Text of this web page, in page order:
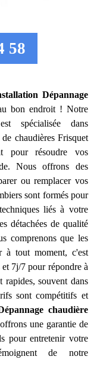
58
Dépannage
bon endroit ! Notre
spécialisée dans
chaudières Frisquet
pour résoudre vos
Nous offrons des
ou remplacer vos
sont formés pour
liés à votre
détachées de qualité
comprenons que les
à tout moment, c'est
7j/7 pour répondre à
rapides, souvent dans
sont compétitifs et
chaudière
une garantie de
pour entretenir votre
de notre